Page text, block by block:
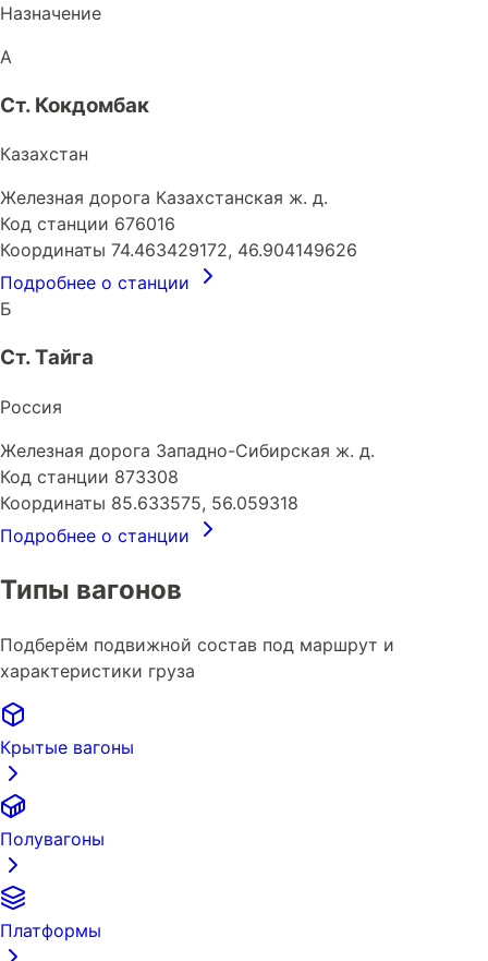
Назначение
А
Ст. Кокдомбак
Казахстан
Железная дорога Казахстанская ж. д.
Код станции 676016
Координаты 74.463429172, 46.904149626
Подробнее о станции
Б
Ст. Тайга
Россия
Железная дорога Западно-Сибирская ж. д.
Код станции 873308
Координаты 85.633575, 56.059318
Подробнее о станции
Типы вагонов
Подберём подвижной состав под маршрут и
характеристики груза
Крытые вагоны
Полувагоны
Платформы